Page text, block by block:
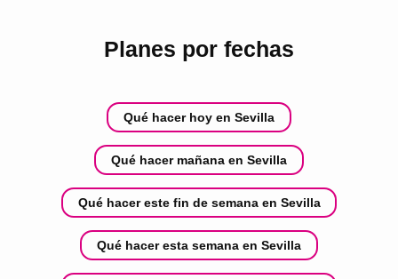
Planes por fechas
Qué hacer hoy en Sevilla
Qué hacer mañana en Sevilla
Qué hacer este fin de semana en Sevilla
Qué hacer esta semana en Sevilla